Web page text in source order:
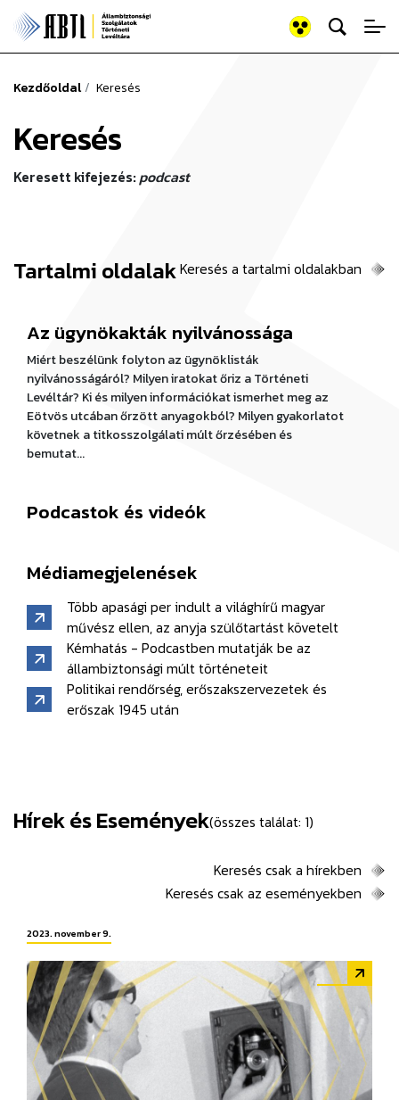
Állambiztonsági
Kezdőoldal Keresés
Keresés
Keresett kifejezés:podcast
Tartalmi oldalakKeresés a tartalmi oldalakban
Az ügynökakták nyilvánossága
Miért beszélünk folyton az ügynöklisták
nyilvánosságáról? Milyen iratokat őriz a Történeti
Levéltár? Ki és milyen információkat ismerhet meg az
Eötvös utcában őrzött anyagokból? Milyen gyakorlatot
követnek a titkosszolgálati múlt őrzésében és
bemutat...
Podcastok és videók
Médiamegjelenések
Több apasági per indult a világhírű magyar
művész ellen, az anyja szülőtartást követelt
Kémhatás - Podcastben mutatják be az
állambiztonsági múlt történeteit
Politikai rendőrség, erőszakszervezetek és
erőszak 1945 után
Hírek és Események(összes találat: 1)
Keresés csak a hírekben
Keresés csak az eseményekben
2023. november 9.